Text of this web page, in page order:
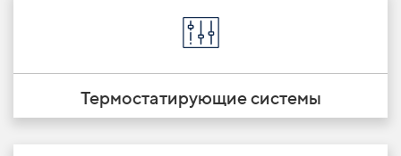
Термостатирующие системы